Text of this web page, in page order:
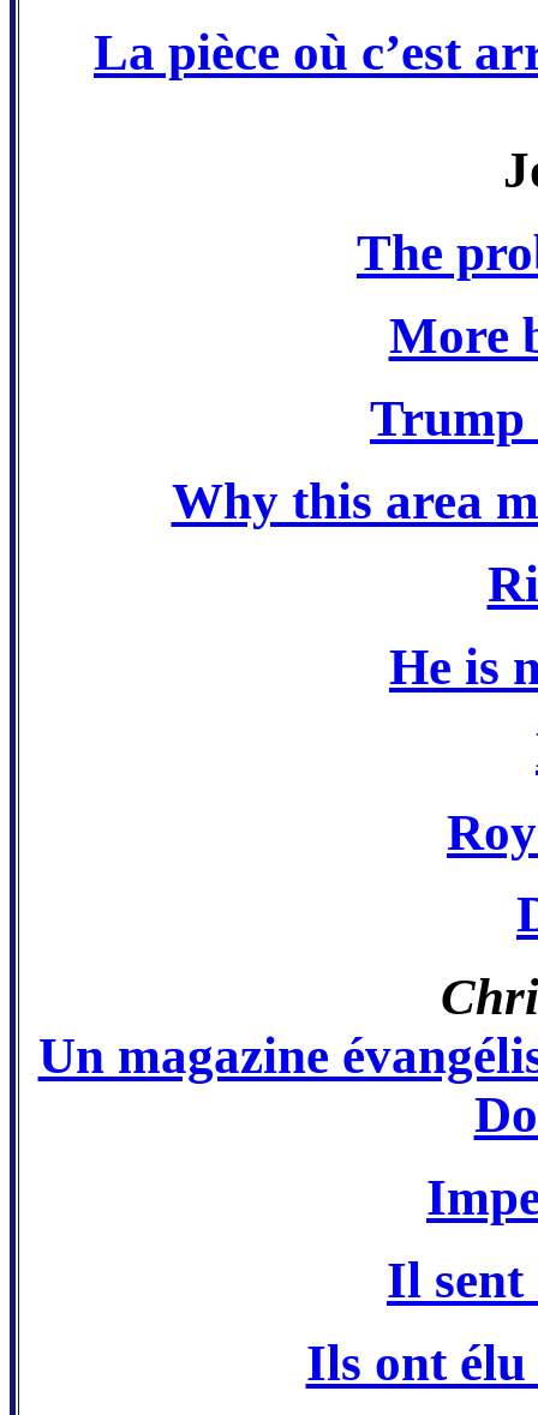
La pièce où c’est
The
More
Trump
Why this area
He is
Un magazine
Il sent
Ils ont